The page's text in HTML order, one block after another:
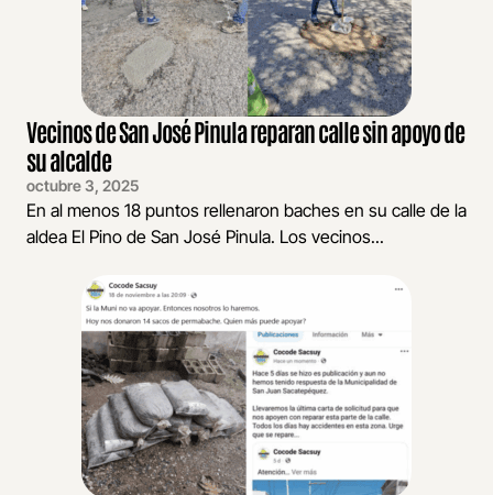
Vecinos de San José Pinula reparan calle sin apoyo de
su alcalde
octubre 3, 2025
En al menos 18 puntos rellenaron baches en su calle de la
aldea El Pino de San José Pinula. Los vecinos...